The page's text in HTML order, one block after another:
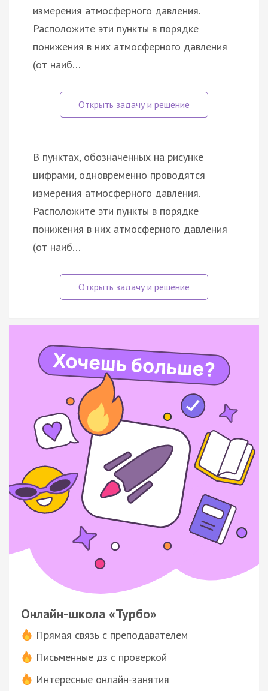
измерения атмосферного давления.
Расположите эти пункты в порядке
понижения в них атмосферного давления
(от наиб…
В пунктах, обозначенных на рисунке
цифрами, одновременно проводятся
измерения атмосферного давления.
Расположите эти пункты в порядке
понижения в них атмосферного давления
(от наиб…
Онлайн-школа «Турбо»
Прямая связь с преподавателем
Письменные дз с проверкой
Интересные онлайн-занятия